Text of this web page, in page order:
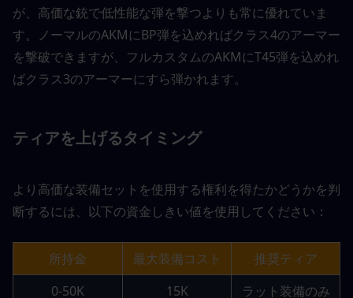
が、高価な銃で低性能な弾を撃つよりも常に優れていま
す。ノーマルのAKMにBP弾を込めればクラス4のアーマー
を撃破できますが、フルカスタムのAKMにT45弾を込めれ
ばクラス3のアーマーにすら弾かれます。
ティアを上げるタイミング
より高価な装備セットを使用する権利を得たかどうかを判
断するには、以下の資金しきい値を使用してください：
所持金 最大装備コスト
推奨ティア
0-50K
15K ラット装備のみ